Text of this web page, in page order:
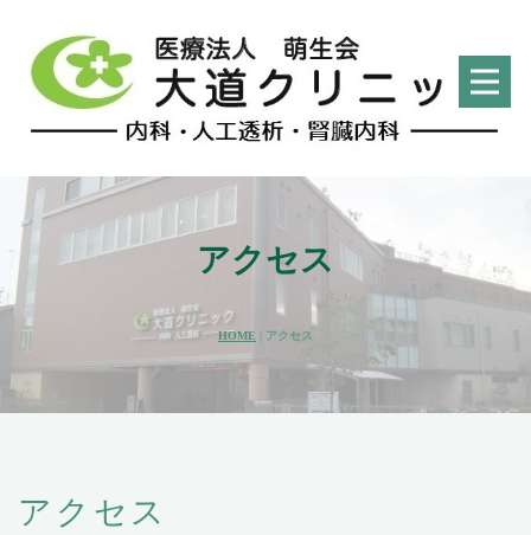
アクセス
HOME | アクセス
アクセス